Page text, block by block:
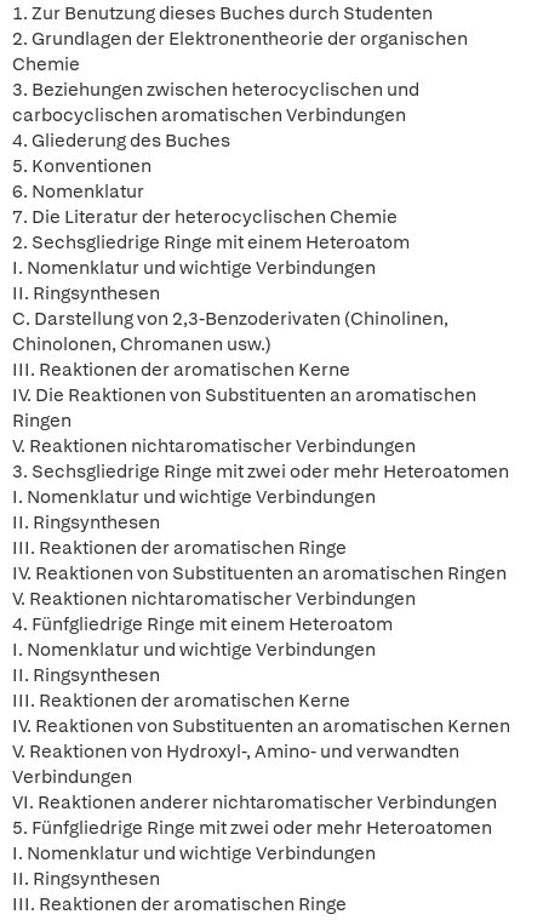
1. Zur Benutzung dieses Buches durch Studenten
2. Grundlagen der Elektronentheorie der organischen
Chemie
3. Beziehungen zwischen heterocyclischen und
carbocyclischen aromatischen Verbindungen
4. Gliederung des Buches
5. Konventionen
6. Nomenklatur
7. Die Literatur der heterocyclischen Chemie
2. Sechsgliedrige Ringe mit einem Heteroatom
I. Nomenklatur und wichtige Verbindungen
II. Ringsynthesen
C. Darstellung von 2,3-Benzoderivaten (Chinolinen,
Chinolonen, Chromanen usw.)
III. Reaktionen der aromatischen Kerne
IV. Die Reaktionen von Substituenten an aromatischen
Ringen
V. Reaktionen nichtaromatischer Verbindungen
3. Sechsgliedrige Ringe mit zwei oder mehr Heteroatomen
I. Nomenklatur und wichtige Verbindungen
II. Ringsynthesen
III. Reaktionen der aromatischen Ringe
IV. Reaktionen von Substituenten an aromatischen Ringen
V. Reaktionen nichtaromatischer Verbindungen
4. Fünfgliedrige Ringe mit einem Heteroatom
I. Nomenklatur und wichtige Verbindungen
II. Ringsynthesen
III. Reaktionen der aromatischen Kerne
IV. Reaktionen von Substituenten an aromatischen Kernen
V. Reaktionen von Hydroxyl-, Amino- und verwandten
Verbindungen
VI. Reaktionen anderer nichtaromatischer Verbindungen
5. Fünfgliedrige Ringe mit zwei oder mehr Heteroatomen
I. Nomenklatur und wichtige Verbindungen
II. Ringsynthesen
III. Reaktionen der aromatischen Ringe